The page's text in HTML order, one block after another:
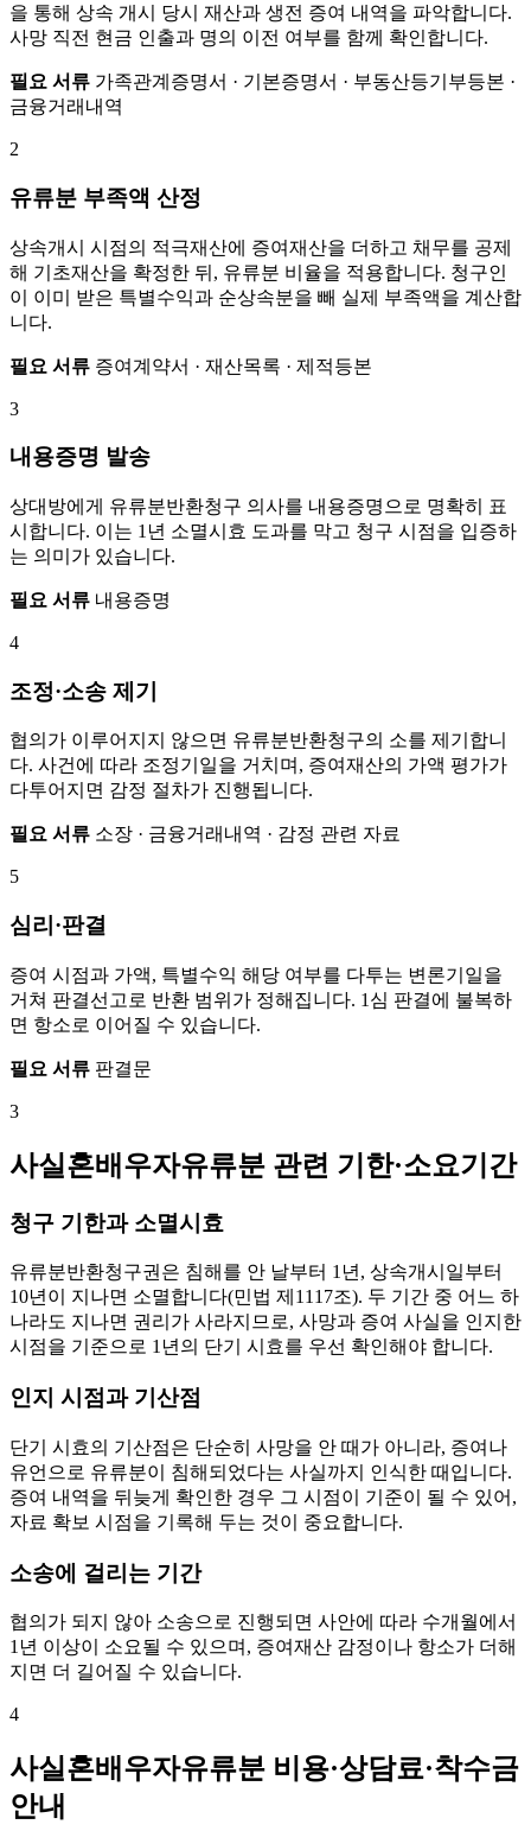
을 통해 상속 개시 당시 재산과 생전 증여 내역을 파악합니다.
사망 직전 현금 인출과 명의 이전 여부를 함께 확인합니다.
필요 서류 가족관계증명서 · 기본증명서 · 부동산등기부등본 ·
금융거래내역
2
유류분 부족액 산정
상속개시 시점의 적극재산에 증여재산을 더하고 채무를 공제
해 기초재산을 확정한 뒤, 유류분 비율을 적용합니다. 청구인
이 이미 받은 특별수익과 순상속분을 빼 실제 부족액을 계산합
니다.
필요 서류 증여계약서 · 재산목록 · 제적등본
3
내용증명 발송
상대방에게 유류분반환청구 의사를 내용증명으로 명확히 표
시합니다. 이는 1년 소멸시효 도과를 막고 청구 시점을 입증하
는 의미가 있습니다.
필요 서류 내용증명
4
조정·소송 제기
협의가 이루어지지 않으면 유류분반환청구의 소를 제기합니
다. 사건에 따라 조정기일을 거치며, 증여재산의 가액 평가가
다투어지면 감정 절차가 진행됩니다.
필요 서류 소장 · 금융거래내역 · 감정 관련 자료
5
심리·판결
증여 시점과 가액, 특별수익 해당 여부를 다투는 변론기일을
거쳐 판결선고로 반환 범위가 정해집니다. 1심 판결에 불복하
면 항소로 이어질 수 있습니다.
필요 서류 판결문
3
사실혼배우자유류분 관련 기한·소요기간
청구 기한과 소멸시효
유류분반환청구권은 침해를 안 날부터 1년, 상속개시일부터
10년이 지나면 소멸합니다(민법 제1117조). 두 기간 중 어느 하
나라도 지나면 권리가 사라지므로, 사망과 증여 사실을 인지한
시점을 기준으로 1년의 단기 시효를 우선 확인해야 합니다.
인지 시점과 기산점
단기 시효의 기산점은 단순히 사망을 안 때가 아니라, 증여나
유언으로 유류분이 침해되었다는 사실까지 인식한 때입니다.
증여 내역을 뒤늦게 확인한 경우 그 시점이 기준이 될 수 있어,
자료 확보 시점을 기록해 두는 것이 중요합니다.
소송에 걸리는 기간
협의가 되지 않아 소송으로 진행되면 사안에 따라 수개월에서
1년 이상이 소요될 수 있으며, 증여재산 감정이나 항소가 더해
지면 더 길어질 수 있습니다.
4
사실혼배우자유류분 비용·상담료·착수금
안내